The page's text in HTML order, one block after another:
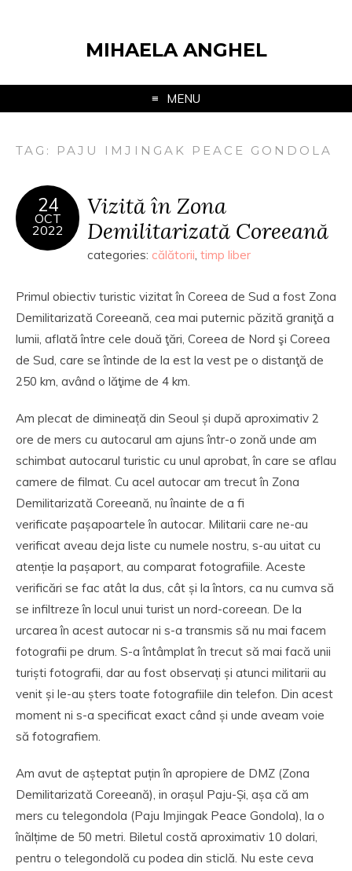
MIHAELA ANGHEL
MENU
TAG: PAJU IMJINGAK PEACE GONDOLA
24
OCT
2022
Vizită în Zona
Demilitarizată Coreeană
categories: călătorii, timp liber
Primul obiectiv turistic vizitat în Coreea de Sud a fost Zona
Demilitarizată Coreeană, cea mai puternic păzită graniţă a
lumii, aflată între cele două ţări, Coreea de Nord şi Coreea
de Sud, care se întinde de la est la vest pe o distanţă de
250 km, având o lăţime de 4 km.
Am plecat de dimineață din Seoul și după aproximativ 2
ore de mers cu autocarul am ajuns într-o zonă unde am
schimbat autocarul turistic cu unul aprobat, în care se aflau
camere de filmat. Cu acel autocar am trecut în Zona
Demilitarizată Coreeană, nu înainte de a fi
verificate pașapoartele în autocar. Militarii care ne-au
verificat aveau deja liste cu numele nostru, s-au uitat cu
atenție la pașaport, au comparat fotografiile. Aceste
verificări se fac atât la dus, cât și la întors, ca nu cumva să
se infiltreze în locul unui turist un nord-coreean. De la
urcarea în acest autocar ni s-a transmis să nu mai facem
fotografii pe drum. S-a întâmplat în trecut să mai facă unii
turiști fotografii, dar au fost observați și atunci militarii au
venit și le-au șters toate fotografiile din telefon. Din acest
moment ni s-a specificat exact când și unde aveam voie
să fotografiem.
Am avut de așteptat puțin în apropiere de DMZ (Zona
Demilitarizată Coreeană), in orașul Paju-Și, așa că am
mers cu telegondola (Paju Imjingak Peace Gondola), la o
înălțime de 50 metri. Biletul costă aproximativ 10 dolari,
pentru o telegondolă cu podea din sticlă. Nu este ceva